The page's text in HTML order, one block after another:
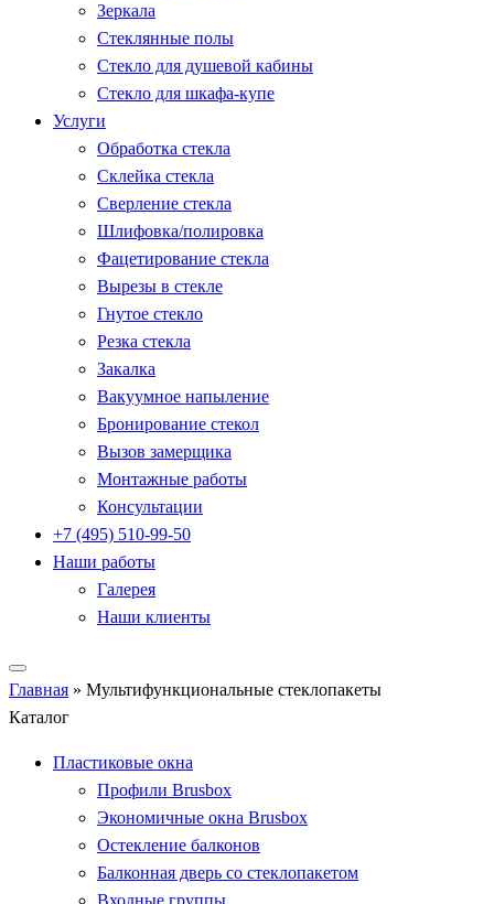
Зеркала
Стеклянные полы
Стекло для душевой кабины
Стекло для шкафа-купе
Услуги
Обработка стекла
Склейка стекла
Сверление стекла
Шлифовка/полировка
Фацетирование стекла
Вырезы в стекле
Гнутое стекло
Резка стекла
Закалка
Вакуумное напыление
Бронирование стекол
Вызов замерщика
Монтажные работы
Консультации
+7 (495) 510-99-50
Наши работы
Галерея
Наши клиенты
Главная » Мультифункциональные стеклопакеты
Каталог
Пластиковые окна
Профили Brusbox
Экономичные окна Brusbox
Остекление балконов
Балконная дверь со стеклопакетом
Входные группы